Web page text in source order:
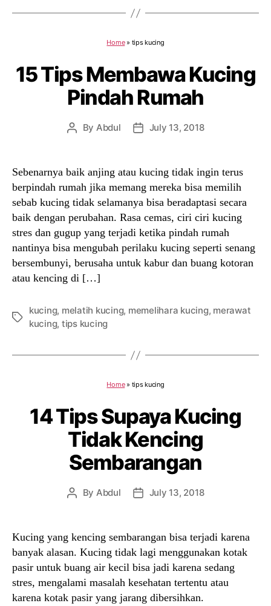
Home» tips kucing
15 Tips Membawa Kucing
Pindah Rumah
Post
By Abdul
PostJuly 13, 2018
Sebenarnya baik anjing atau kucing tidak ingin terus
berpindah rumah jika memang mereka bisa memilih
sebab kucing tidak selamanya bisa beradaptasi secara
baik dengan perubahan. Rasa cemas, ciri ciri kucing
stres dan gugup yang terjadi ketika pindah rumah
nantinya bisa mengubah perilaku kucing seperti senang
bersembunyi, berusaha untuk kabur dan buang kotoran
atau kencing di […]
Tags
kucing, melatih kucing, memelihara kucing, merawat
kucing, tips kucing
Home» tips kucing
14 Tips Supaya Kucing
Tidak Kencing
Sembarangan
Post
By Abdul
PostJuly 13, 2018
Kucing yang kencing sembarangan bisa terjadi karena
banyak alasan. Kucing tidak lagi menggunakan kotak
pasir untuk buang air kecil bisa jadi karena sedang
stres, mengalami masalah kesehatan tertentu atau
karena kotak pasir yang jarang dibersihkan.